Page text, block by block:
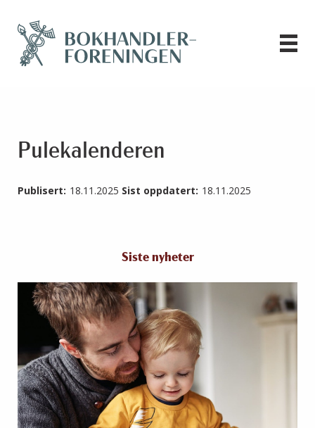
Pulekalenderen
Publisert: 18.11.2025 Sist oppdatert: 18.11.2025
Siste nyheter